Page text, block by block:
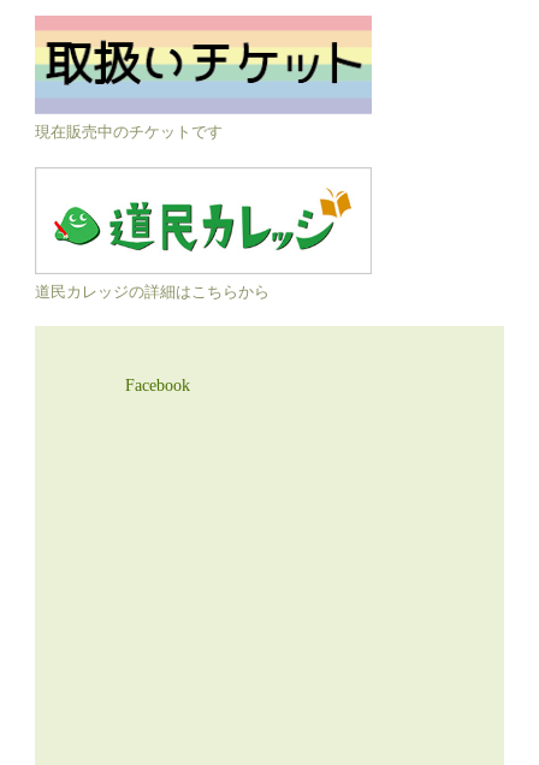
現在販売中のチケットです
道民カレッジの詳細はこちらから
Facebook